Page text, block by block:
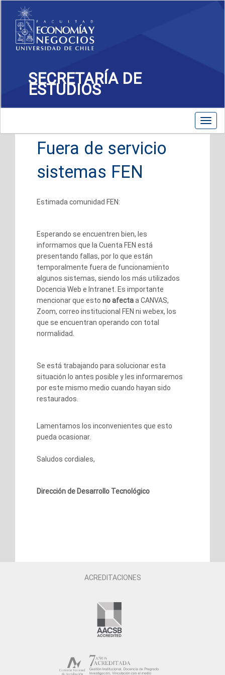
SECRETARÍA DE
ESTUDIOS
Fuera de servicio
sistemas FEN
Estimada comunidad FEN:
Esperando se encuentren bien, les
informamos que la Cuenta FEN está
presentando fallas, por lo que están
temporalmente fuera de funcionamiento
algunos sistemas, siendo los más utilizados
Docencia Web e Intranet. Es importante
mencionar que esto no afectaa CANVAS,
Zoom, correo institucional FEN ni webex, los
que se encuentran operando con total
normalidad.
Se está trabajando para solucionar esta
situación lo antes posible y les informaremos
por este mismo medio cuando hayan sido
restaurados.
Lamentamos los inconvenientes que esto
pueda ocasionar.
Saludos cordiales,
Dirección de Desarrollo Tecnológico
ACREDITACIONES